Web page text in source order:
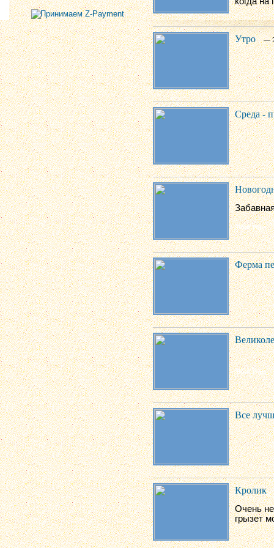
Утро —
Среда -
Ферма
Все
Кролик
Очень
грызет